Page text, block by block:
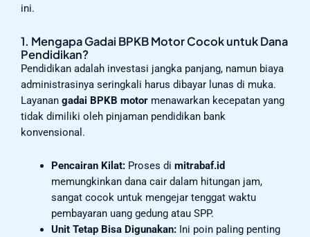
ini.
1. Mengapa Gadai BPKB Motor Cocok untuk Dana
Pendidikan?
Pendidikan adalah investasi jangka panjang, namun biaya
administrasinya seringkali harus dibayar lunas di muka.
Layanan gadai BPKB motor menawarkan kecepatan yang
tidak dimiliki oleh pinjaman pendidikan bank
konvensional.
Pencairan Kilat:Proses di mitrabaf.id
memungkinkan dana cair dalam hitungan jam,
sangat cocok untuk mengejar tenggat waktu
pembayaran uang gedung atau SPP.
Unit Tetap Bisa Digunakan:Ini poin paling penting